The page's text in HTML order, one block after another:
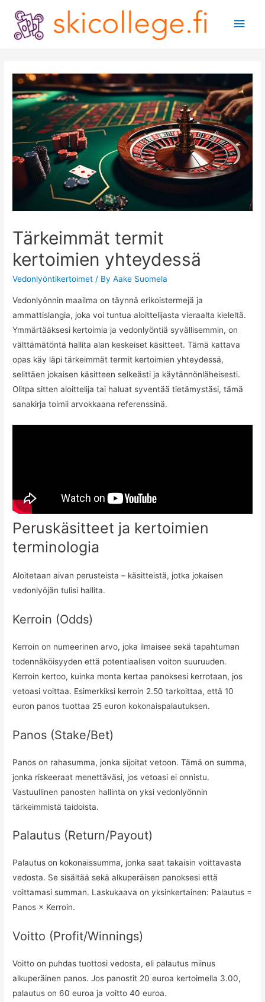
Main
Tärkeimmät termit
kertoimien yhteydessä
Vedonlyöntikertoimet / ByAake Suomela
Vedonlyönnin maailma on täynnä erikoistermejä ja
ammattislangia, joka voi tuntua aloittelijasta vieraalta kieleltä.
Ymmärtääksesi kertoimia ja vedonlyöntiä syvällisemmin, on
välttämätöntä hallita alan keskeiset käsitteet. Tämä kattava
opas käy läpi tärkeimmät termit kertoimien yhteydessä,
selittäen jokaisen käsitteen selkeästi ja käytännönläheisesti.
Olitpa sitten aloittelija tai haluat syventää tietämystäsi, tämä
sanakirja toimii arvokkaana referenssinä.
Peruskäsitteet ja kertoimien
terminologia
Aloitetaan aivan perusteista – käsitteistä, jotka jokaisen
vedonlyöjän tulisi hallita.
Kerroin (Odds)
Kerroin on numeerinen arvo, joka ilmaisee sekä tapahtuman
todennäköisyyden että potentiaalisen voiton suuruuden.
Kerroin kertoo, kuinka monta kertaa panoksesi kerrotaan, jos
vetoasi voittaa. Esimerkiksi kerroin 2.50 tarkoittaa, että 10
euron panos tuottaa 25 euron kokonaispalautuksen.
Panos (Stake/Bet)
Panos on rahasumma, jonka sijoitat vetoon. Tämä on summa,
jonka riskeeraat menettäväsi, jos vetoasi ei onnistu.
Vastuullinen panosten hallinta on yksi vedonlyönnin
tärkeimmistä taidoista.
Palautus (Return/Payout)
Palautus on kokonaissumma, jonka saat takaisin voittavasta
vedosta. Se sisältää sekä alkuperäisen panoksesi että
voittamasi summan. Laskukaava on yksinkertainen: Palautus =
Panos × Kerroin.
Voitto (Profit/Winnings)
Voitto on puhdas tuottosi vedosta, eli palautus miinus
alkuperäinen panos. Jos panostit 20 euroa kertoimella 3.00,
palautus on 60 euroa ja voitto 40 euroa.